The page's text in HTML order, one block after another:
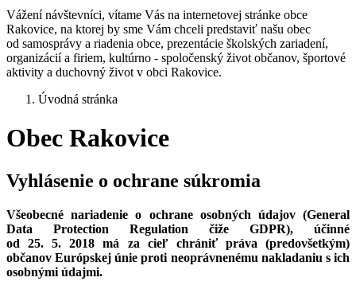
Vážení návštevníci, vítame Vás na internetovej stránke obce
Rakovice, na ktorej by sme Vám chceli predstaviť našu obec
od samosprávy a riadenia obce, prezentácie školských zariadení,
organizácií a firiem, kultúrno - spoločenský život občanov, športové
aktivity a duchovný život v obci Rakovice.
Úvodná stránka
Obec Rakovice
Vyhlásenie o ochrane súkromia
Všeobecné nariadenie o ochrane osobných údajov (General
Data Protection Regulation čiže GDPR), účinné
od 25. 5. 2018 má za cieľ chrániť práva (predovšetkým)
občanov Európskej únie proti neoprávnenému nakladaniu s ich
osobnými údajmi.